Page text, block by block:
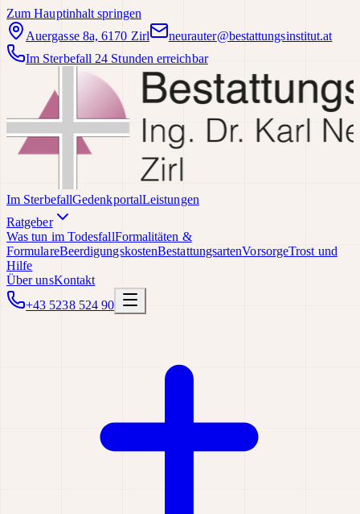
Zum Hauptinhalt springen
Auergasse 8a, 6170 Zirl
neurauter@bestattungsinstitut.at
Im Sterbefall 24 Stunden erreichbar
Im SterbefallGedenkportalLeistungen
Ratgeber
Was tun im TodesfallFormalitäten &
FormulareBeerdigungskostenBestattungsartenVorsorgeTrost und
Hilfe
Über unsKontakt
+43 5238 524 90